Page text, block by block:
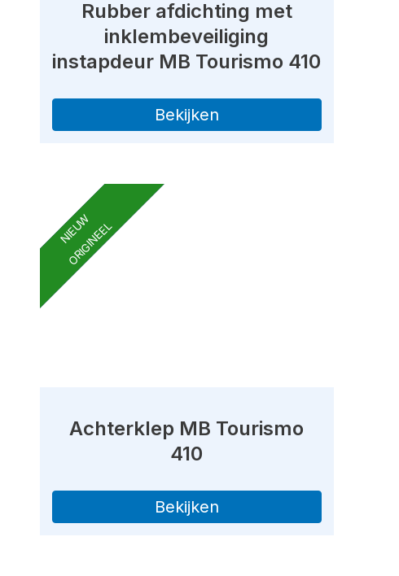
Rubber afdichting met
inklembeveiliging
instapdeur MB Tourismo 410
Bekijken
NIEUW
ORIGINEEL
Achterklep MB Tourismo
410
Bekijken